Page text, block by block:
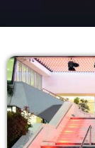
L’équipe
Contact